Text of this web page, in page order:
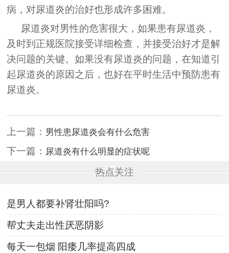
病，对尿道炎的治好也形成许多困难。
尿道炎对男性的危害很大，如果患有尿道炎，
及时到正规医院接受详细检查，并接受治好才是解
决问题的关键。如果没有尿道炎的问题，在知道引
起尿道炎的原因之后，也好在平时生活中预防患有
尿道炎。
上一篇： 男性患尿道炎会有什么危害
下一篇： 尿道炎有什么明显的症状呢
热点关注
是男人都要补肾壮阳吗?
帮丈夫走出性厌恶阴影
每天一包烟 阳痿几率提高四成